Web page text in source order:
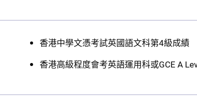
香港中學文憑考試英國語文科第4級成績
香港高級程度會考英語運用科或GCE A